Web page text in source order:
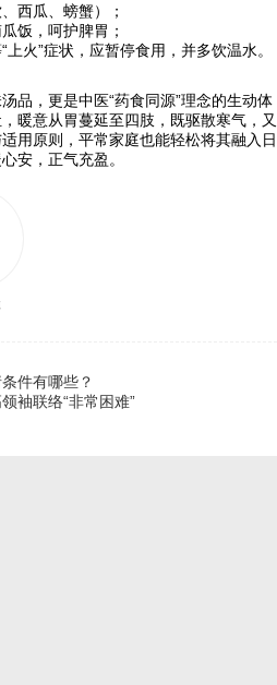
西瓜、螃蟹）；
饭，呵护脾胃；
火”症状，应暂停食用，并多饮温水。
品，更是中医“药食同源”理念的生动体
暖意从胃蔓延至四肢，既驱散寒气，又
用原则，平常家庭也能轻松将其融入日
安，正气充盈。
件有哪些？
袖联络“非常困难”